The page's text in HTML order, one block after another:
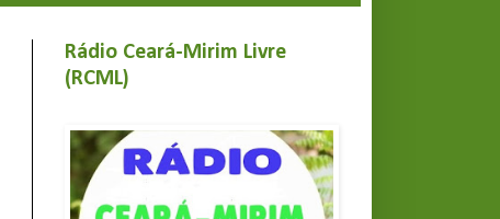
Rádio Ceará-Mirim Livre
(RCML)